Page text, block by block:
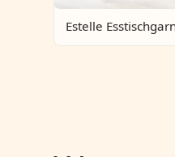
Estelle